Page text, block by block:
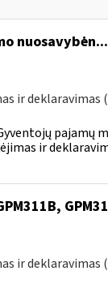
ir deklaravimas
pajamų
ir
ir deklaravimas